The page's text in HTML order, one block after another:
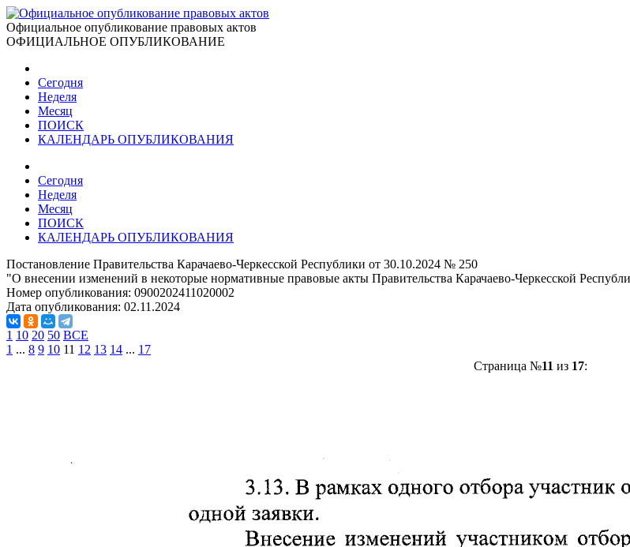
Официальное опубликование правовых актов
ОФИЦИАЛЬНОЕ ОПУБЛИКОВАНИЕ
Сегодня
Неделя
Месяц
ПОИСК
КАЛЕНДАРЬ ОПУБЛИКОВАНИЯ
Сегодня
Неделя
Месяц
ПОИСК
КАЛЕНДАРЬ ОПУБЛИКОВАНИЯ
Постановление Правительства Карачаево-Черкесской Республики от 30.10.2024 № 250
"О внесении изменений в некоторые нормативные правовые акты Правительства Карачаево-Черкесской
Номер опубликования: 0900202411020002
Дата опубликования: 02.11.2024
1 10 20 50 ВСЕ
1 ... 8 9 10 11 12 13 14 ... 17
Страница №11 из 17: